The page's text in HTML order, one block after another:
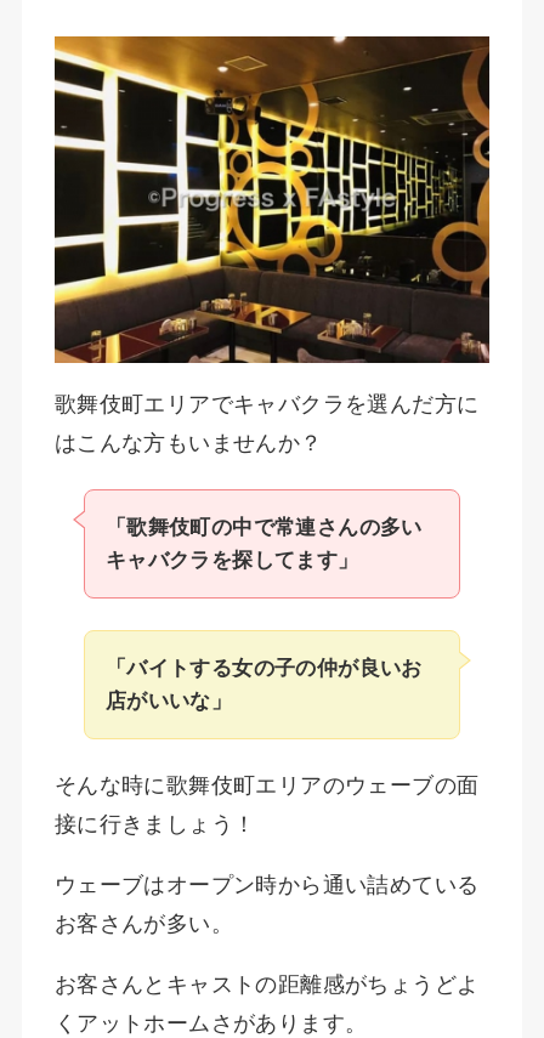
歌舞伎町エリアでキャバクラを選んだ方に
はこんな方もいませんか？
「歌舞伎町の中で常連さんの多い
キャバクラを探してます」
「バイトする女の子の仲が良いお
店がいいな」
そんな時に歌舞伎町エリアのウェーブの面
接に行きましょう！
ウェーブはオープン時から通い詰めている
お客さんが多い。
お客さんとキャストの距離感がちょうどよ
くアットホームさがあります。